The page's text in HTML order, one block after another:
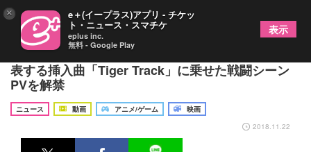
劇場版でも使用が話題の「エウレカ」シリーズを代
表する挿入曲「Tiger Track」に乗せた戦闘シーン
PVを解禁
ニュース 動画 アニメ/ゲーム
映画
2018.11.22
× e＋(イープラス)アプリ - チケッ
ト・ニュース・スマチケ
eplus inc.
無料 - Google Play
表示